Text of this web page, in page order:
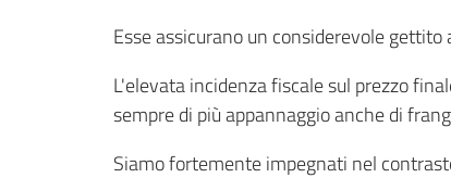
Esse assicurano un considerevole
L'elevata incidenza fiscale sul prezzo
sempre di più appannaggio anche di
Siamo fortemente impegnati nel